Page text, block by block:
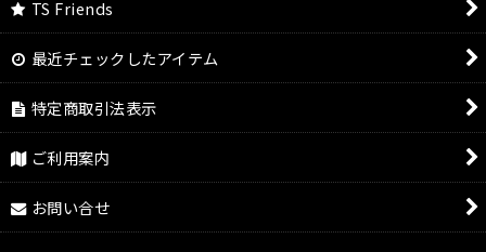
TS Friends
最近チェックしたアイテム
特定商取引法表示
ご利用案内
お問い合せ